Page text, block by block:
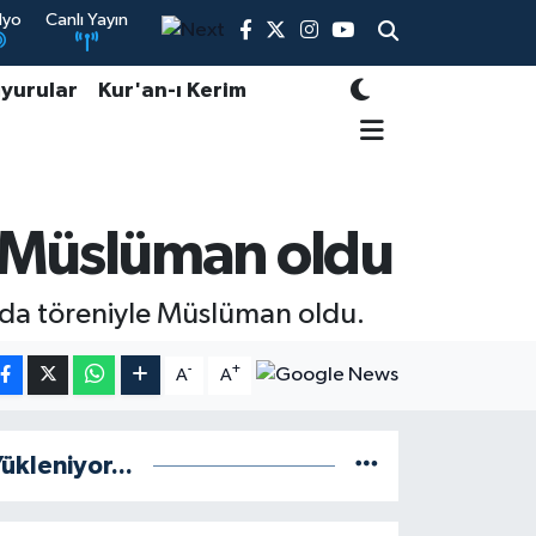
Canlı Yayın
Kur'an-ı Kerim
oldu
töreniyle Müslüman oldu.
A- A+